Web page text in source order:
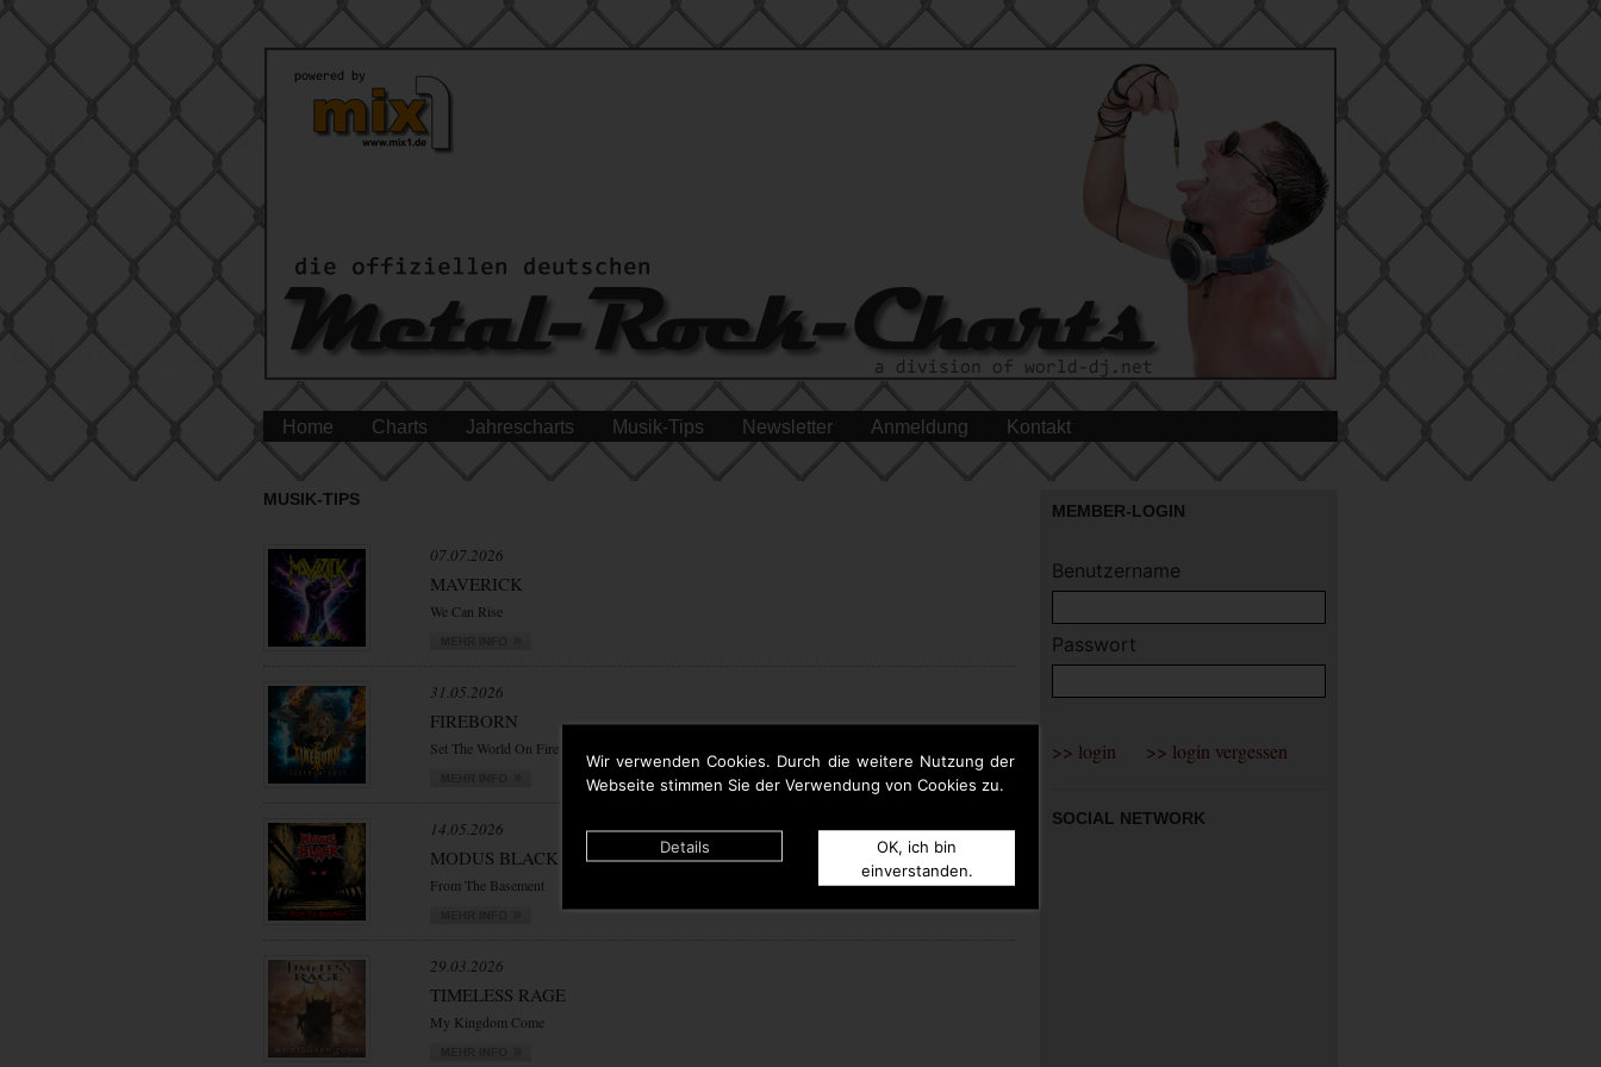
Wir verwenden Cookies. Durch die weitere Nutzung der
Webseite stimmen Sie der Verwendung von Cookies zu.
Details
OK, ich bin
einverstanden.
Home Charts Jahrescharts Musik-Tips Newsletter Anmeldung Kontakt
MUSIK-TIPS
07.07.2026
MAVERICK
We Can Rise
31.05.2026
FIREBORN
Set The World On Fire
14.05.2026
MODUS BLACK
From The Basement
29.03.2026
TIMELESS RAGE
My Kingdom Come
MEMBER-LOGIN
Benutzername
Passwort
SOCIAL NETWORK